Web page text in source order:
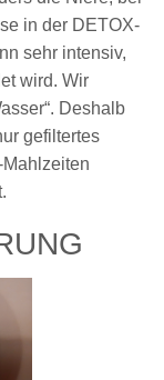
in der DETOX-
sehr intensiv,
wird. Wir
Deshalb
gefiltertes